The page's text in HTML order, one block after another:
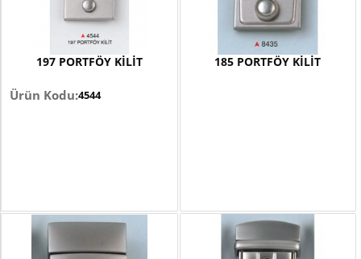
197 PORTFÖY KİLİT
4544
185 PORTFÖY KİLİT